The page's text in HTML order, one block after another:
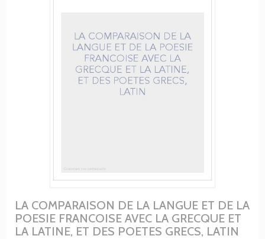
LA COMPARAISON DE LA LANGUE ET DE LA
POESIE FRANCOISE AVEC LA GRECQUE ET
LA LATINE, ET DES POETES GRECS, LATIN